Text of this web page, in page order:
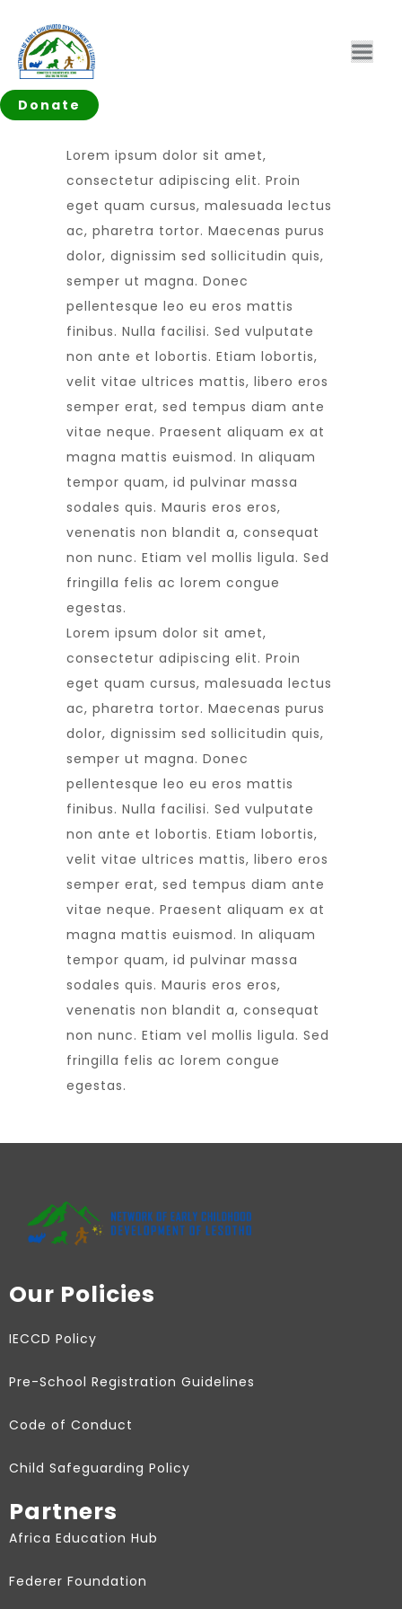
Donate
Lorem ipsum dolor sit amet,
consectetur adipiscing elit. Proin
eget quam cursus, malesuada lectus
ac, pharetra tortor. Maecenas purus
dolor, dignissim sed sollicitudin quis,
semper ut magna. Donec
pellentesque leo eu eros mattis
finibus. Nulla facilisi. Sed vulputate
non ante et lobortis. Etiam lobortis,
velit vitae ultrices mattis, libero eros
semper erat, sed tempus diam ante
vitae neque. Praesent aliquam ex at
magna mattis euismod. In aliquam
tempor quam, id pulvinar massa
sodales quis. Mauris eros eros,
venenatis non blandit a, consequat
non nunc. Etiam vel mollis ligula. Sed
fringilla felis ac lorem congue
egestas.
Lorem ipsum dolor sit amet,
consectetur adipiscing elit. Proin
eget quam cursus, malesuada lectus
ac, pharetra tortor. Maecenas purus
dolor, dignissim sed sollicitudin quis,
semper ut magna. Donec
pellentesque leo eu eros mattis
finibus. Nulla facilisi. Sed vulputate
non ante et lobortis. Etiam lobortis,
velit vitae ultrices mattis, libero eros
semper erat, sed tempus diam ante
vitae neque. Praesent aliquam ex at
magna mattis euismod. In aliquam
tempor quam, id pulvinar massa
sodales quis. Mauris eros eros,
venenatis non blandit a, consequat
non nunc. Etiam vel mollis ligula. Sed
fringilla felis ac lorem congue
egestas.
Our Policies
IECCD Policy
Pre-School Registration Guidelines
Code of Conduct
Child Safeguarding Policy
Partners
Africa Education Hub
Federer Foundation